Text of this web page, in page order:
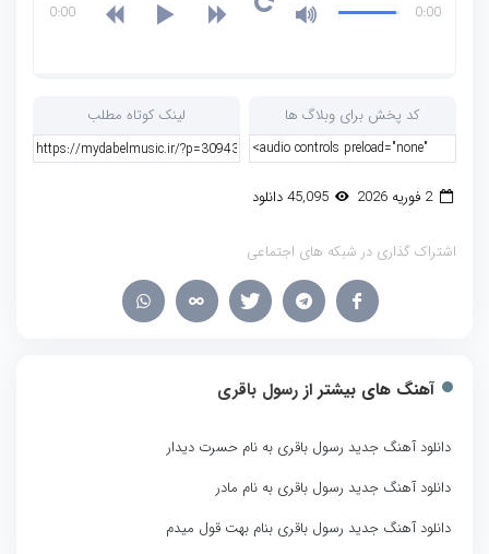
0:00
0:00
کد پخش برای وبلاگ ها لینک کوتاه مطلب
2 فوریه 2026 45,095 دانلود
اشتراک گذاری در شبکه های اجتماعی
آهنگ های بیشتر از رسول باقری
دانلود آهنگ جدید رسول باقری به نام حسرت دیدار
دانلود آهنگ جدید رسول باقری به نام مادر
دانلود آهنگ جدید رسول باقری بنام بهت قول میدم